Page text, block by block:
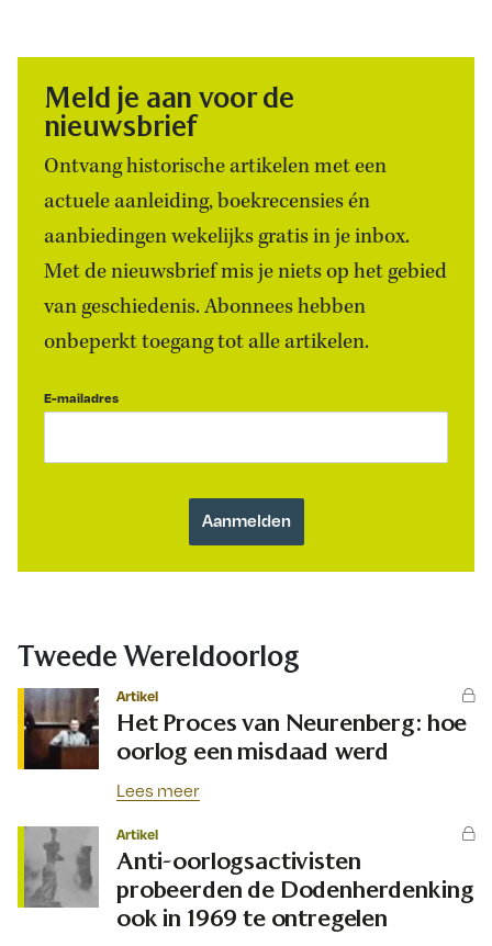
Meld je aan voor de
nieuwsbrief
Ontvang historische artikelen met een
actuele aanleiding, boekrecensies én
aanbiedingen wekelijks gratis in je inbox.
Met de nieuwsbrief mis je niets op het gebied
van geschiedenis. Abonnees hebben
onbeperkt toegang tot alle artikelen.
E-mailadres
Tweede Wereldoorlog
Artikel
Het Proces van Neurenberg: hoe
oorlog een misdaad werd
Lees meer
Artikel
Anti-oorlogsactivisten
probeerden de Dodenherdenking
ook in 1969 te ontregelen